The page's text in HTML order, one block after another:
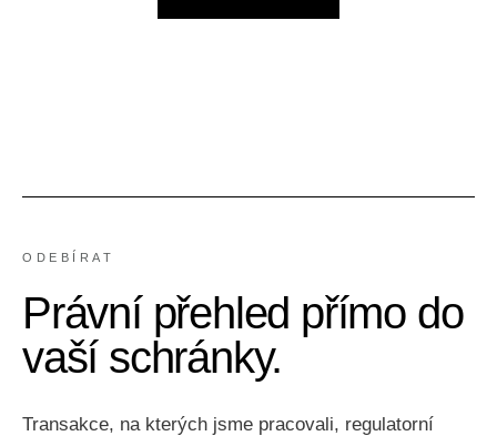
ODEBÍRAT
Právní přehled přímo do
vaší schránky.
Transakce, na kterých jsme pracovali, regulatorní